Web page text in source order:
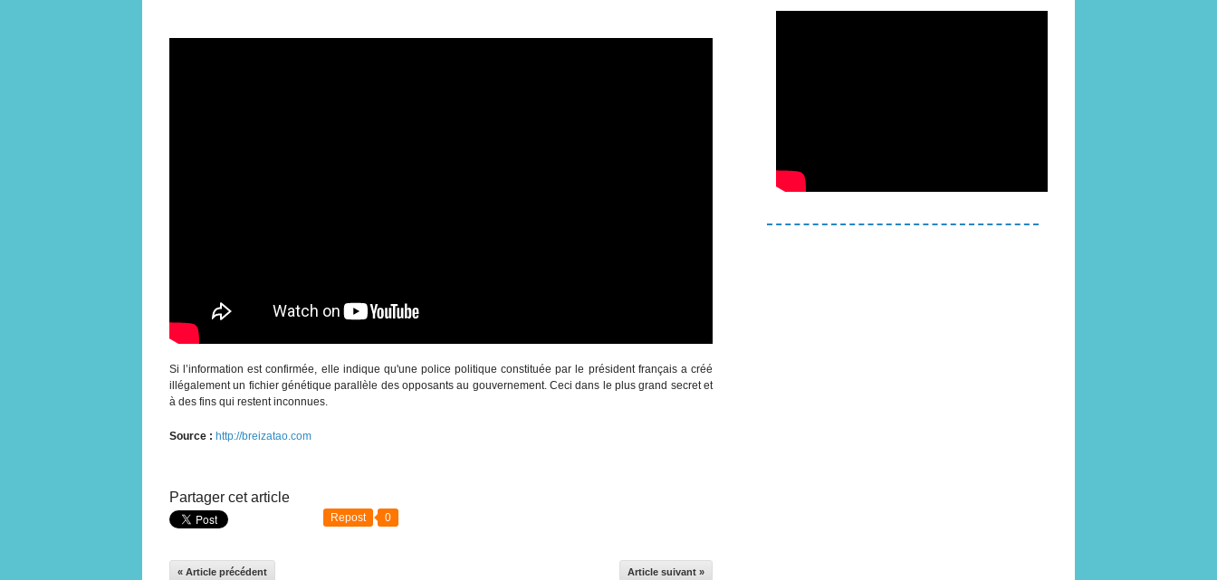
Si l’information est confirmée, elle indique qu'une police politique constituée par le président français a créé
illégalement un fichier génétique parallèle des opposants au gouvernement. Ceci dans le plus grand secret et
à des fins qui restent inconnues.
Source : http://breizatao.com
Partager cet article
Repost 0
« Article précédent Article suivant »